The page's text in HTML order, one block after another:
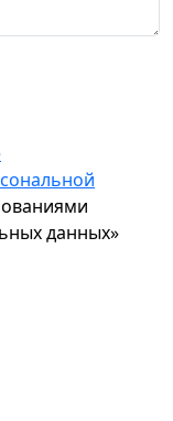
данных»